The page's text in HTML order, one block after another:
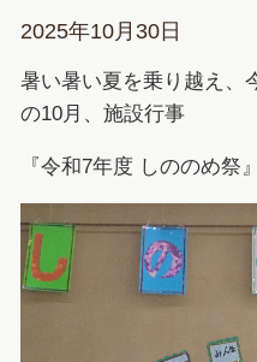
2025年10月30日
暑い暑い夏を乗り越え、
の10月、施設行事
『令和7年度 しののめ祭